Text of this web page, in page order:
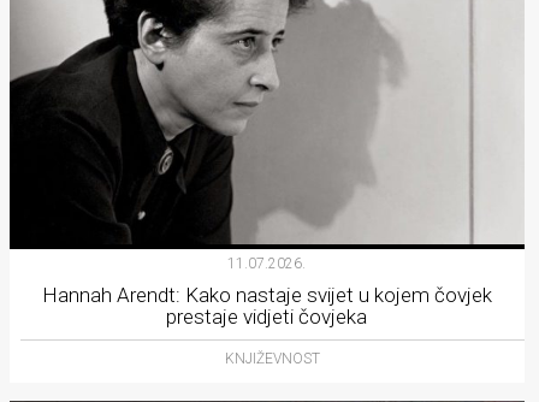
11.07.2026.
Hannah Arendt: Kako nastaje svijet u kojem čovjek
prestaje vidjeti čovjeka
KNJIŽEVNOST